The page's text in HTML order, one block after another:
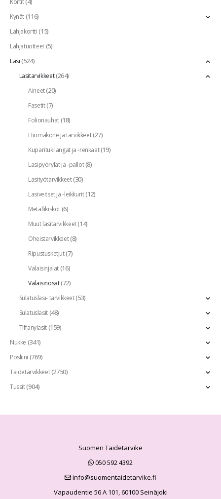
Kortit
Kynät(116)
Lahjakortti(15)
Lahjatuotteet(5)
Lasi(524)
Lasitarvikkeet(264)
Aineet(20)
Fasetit(7)
Folionauhat(18)
Hiomakone ja tarvikkeet(27)
Kuparitukilangat ja -renkaat(19)
Lasipyörylät ja -pallot(8)
Lasityötarvikkeet(30)
Lasiveitset ja -leikkurit(12)
Metallikiskot(6)
Muut lasitarvikkeet(14)
Oheistarvikkeet(8)
Ripustusketjut(7)
Valaisinjalat(16)
Valaisinosat(72)
Sulatuslasi- tarvikkeet(53)
Sulatuslasit(48)
Tiffanylasit(159)
Nukke (341)
Posliini (769)
Taidetarvikkeet(2750)
Tussit(904)
Suomen Taidetarvike
050 592 4392
info@suomentaidetarvike.fi
Vapaudentie 56 A 101, 60100 Seinäjoki